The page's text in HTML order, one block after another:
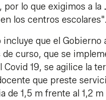
lo que exigimos a la
en los centros escolares".
que el Gobierno
curso, que se
19, se agilice la
que preste
de 1,5 m frente al 1,2